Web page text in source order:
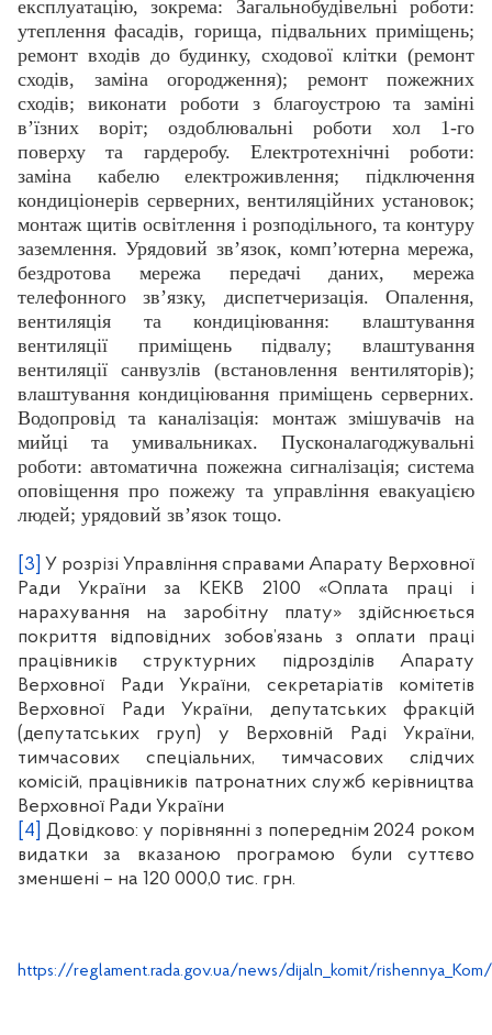
експлуатацію, зокрема: Загальнобудівельні роботи:
утеплення фасадів, горища, підвальних приміщень;
ремонт входів до будинку, сходової клітки (ремонт
сходів, заміна огородження); ремонт пожежних
сходів; виконати роботи з благоустрою та заміні
в’їзних воріт; оздоблювальні роботи хол 1-го
поверху та гардеробу. Електротехнічні роботи:
заміна кабелю електроживлення; підключення
кондиціонерів серверних, вентиляційних установок;
монтаж щитів освітлення і розподільного, та контуру
заземлення. Урядовий зв’язок, комп’ютерна мережа,
бездротова мережа передачі даних, мережа
телефонного зв’язку, диспетчеризація. Опалення,
вентиляція та кондиціювання: влаштування
вентиляції приміщень підвалу; влаштування
вентиляції санвузлів (встановлення вентиляторів);
влаштування кондиціювання приміщень серверних.
Водопровід та каналізація: монтаж змішувачів на
мийці та умивальниках. Пусконалагоджувальні
роботи: автоматична пожежна сигналізація; система
оповіщення про пожежу та управління евакуацією
людей; урядовий зв’язок тощо.
[3] У розрізі Управління справами Апарату Верховної
Ради України за КЕКВ 2100 «Оплата праці і
нарахування на заробітну плату» здійснюється
покриття відповідних зобов’язань з оплати праці
працівників структурних підрозділів Апарату
Верховної Ради України, секретаріатів комітетів
Верховної Ради України, депутатських фракцій
(депутатських груп) у Верховній Раді України,
тимчасових спеціальних, тимчасових слідчих
комісій, працівників патронатних служб керівництва
Верховної Ради України
[4] Довідково: у порівнянні з попереднім 2024 роком
видатки за вказаною програмою були суттєво
зменшені – на 120 000,0 тис. грн.
https://reglament.rada.gov.ua/news/dijaln_komit/